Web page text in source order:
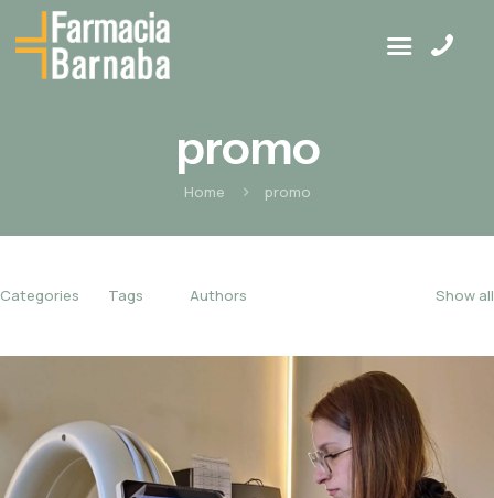
promo
Home promo
Categories Tags Authors Show all